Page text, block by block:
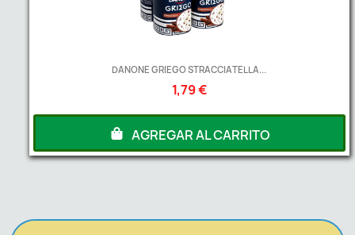
DANONE GRIEGO STRACCIATELLA...
1,79 €
AGREGAR AL CARRITO